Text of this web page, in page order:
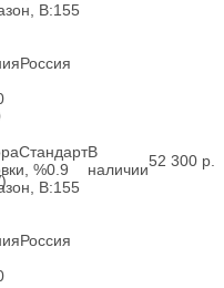
В:155
Россия
Стандарт
%0.9
В:155
Россия
В
наличии52 300 р.